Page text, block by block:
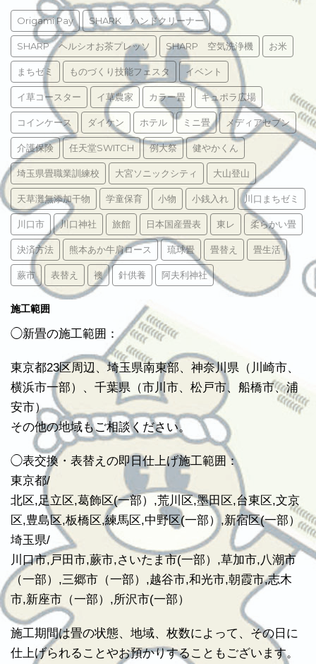
Origami Pay SHARK ハンドクリーナー
SHARP ヘルシオお茶プレッソ SHARP 空気洗浄機 お米
まちゼミ ものづくり技能フェスタ イベント
イ草コースター イ草農家 カラー畳 キュポラ広場
コインケース ダイケン ホテル ミニ畳 メディアセブン
介護保険 任天堂SWITCH 例大祭 健やかくん
埼玉県畳職業訓練校 大宮ソニックシティ 大山登山
天草灘無添加干物 学童保育 小物 小銭入れ 川口まちゼミ
川口市 川口神社 旅館 日本国産畳表 東レ 柔らかい畳
決済方法 熊本あか牛肩ロース 琉球畳 畳替え 畳生活
蕨市 表替え 襖 針供養 阿夫利神社
施工範囲
◯新畳の施工範囲：
東京都23区周辺、埼玉県南東部、神奈川県（川崎市、
横浜市一部）、千葉県（市川市、松戸市、船橋市、浦
安市）
その他の地域もご相談ください。
◯表交換・表替えの即日仕上げ施工範囲：
東京都/
北区,足立区,葛飾区(一部）,荒川区,墨田区,台東区,文京
区,豊島区,板橋区,練馬区,中野区(一部）,新宿区(一部）
埼玉県/
川口市,戸田市,蕨市,さいたま市(一部）,草加市,八潮市
（一部）,三郷市（一部）,越谷市,和光市,朝霞市,志木
市,新座市（一部）,所沢市(一部）
施工期間は畳の状態、地域、枚数によって、その日に
仕上げられることやお預かりすることもございます。